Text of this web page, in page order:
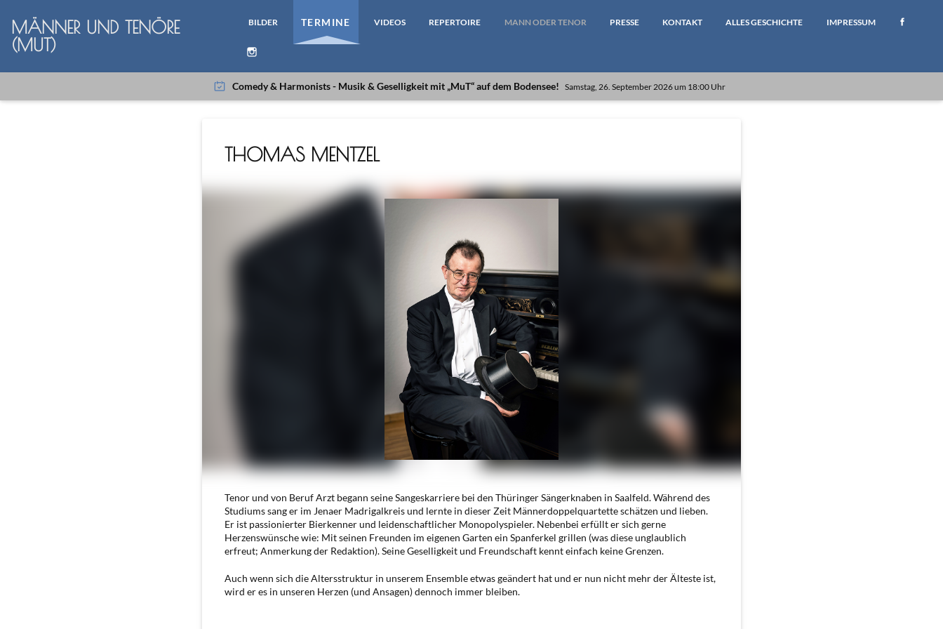
MÄNNER UND TENÖRE
(MUT)
BILDER TERMINE VIDEOS REPERTOIRE MANN ODER TENOR PRESSE KONTAKT ALLES GESCHICHTE IMPRESSUM
Comedy & Harmonists - Musik & Geselligkeit mit „MuT“ auf dem Bodensee! Samstag, 26. September 2026 um 18:00 Uhr
THOMAS MENTZEL
Tenor und von Beruf Arzt begann seine Sangeskarriere bei den Thüringer Sängerknaben in Saalfeld. Während des
Studiums sang er im Jenaer Madrigalkreis und lernte in dieser Zeit Männerdoppelquartette schätzen und lieben.
Er ist passionierter Bierkenner und leidenschaftlicher Monopolyspieler. Nebenbei erfüllt er sich gerne
Herzenswünsche wie: Mit seinen Freunden im eigenen Garten ein Spanferkel grillen (was diese unglaublich
erfreut; Anmerkung der Redaktion). Seine Geselligkeit und Freundschaft kennt einfach keine Grenzen.
Auch wenn sich die Altersstruktur in unserem Ensemble etwas geändert hat und er nun nicht mehr der Älteste ist,
wird er es in unseren Herzen (und Ansagen) dennoch immer bleiben.